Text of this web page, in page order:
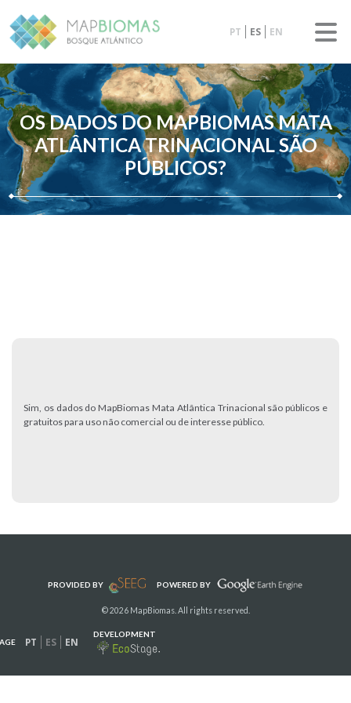
PT ES EN
OS DADOS DO MAPBIOMAS MATA
ATLÂNTICA TRINACIONAL SÃO
PÚBLICOS?
Sim, os dados do MapBiomas Mata Atlântica Trinacional são públicos e
gratuitos para uso não comercial ou de interesse público.
PROVIDED BY POWERED BY
© 2026 MapBiomas. All rights reserved.
PT ES EN
DEVELOPMENT